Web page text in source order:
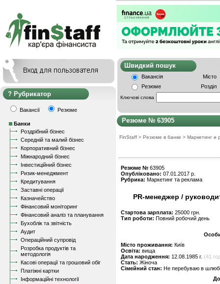
Рубрикатор
Вакансії Резюме
Банки
Роздрібний бізнес
Середній та малий бізнес
Корпоративний бізнес
Міжнародний бізнес
Інвестиційний бізнес
Ризик-менеджмент
Кредитування
Заставні операції
Казначейство
Фінансовий моніторинг
Фінансовий аналіз та планування
Бухоблік та звітність
Аудит
Операційний супровід
Розробка продуктів та
методологія
Касові операції та грошовий обіг
Платіжні картки
Інформаційні технології
Швидкий
Вакансія
Місто
Резюме
Розділ
Ключові слова
Резюме № 63905
FinStaff > Резюме в банке > Маркетинг и
Резюме № 63905
Опубліковано: 07.01.2017 р.
Рубрика: Маркетинг та реклама
PR-менеджер /
Стартова зарплата: 25000 грн.
Тип роботи: Повний робочий день
Місто проживання: Київ
Освіта: вища
Дата народження: 12.08.1985 г. (41
Стать: Жіноча
Сімейний стан: Не перебуваю в